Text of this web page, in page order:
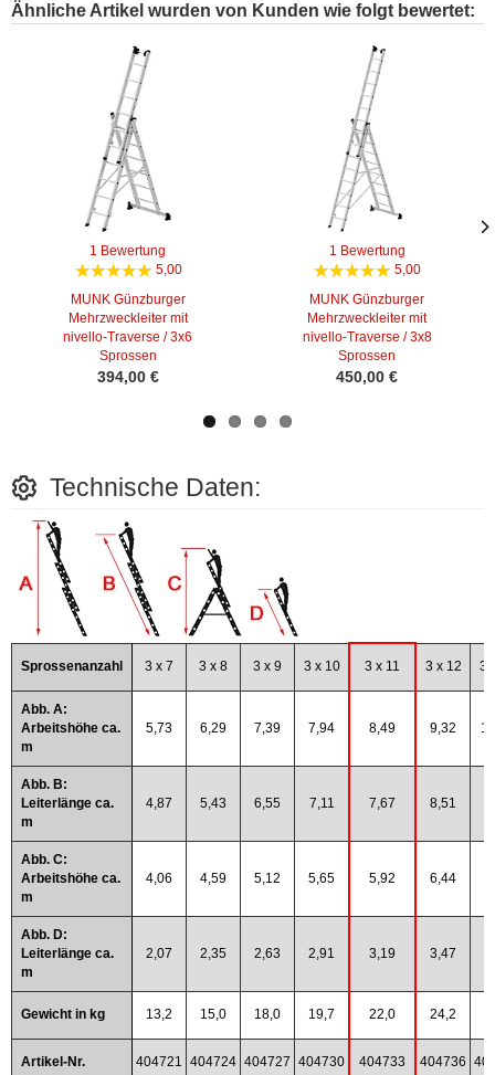
Ähnliche Artikel wurden von Kunden wie folgt bewertet:
1 Bewertung
5,00
MUNK Günzburger
Mehrzweckleiter mit
nivello-Traverse / 3x6
Sprossen
394,00 €
1 Bewertung
5,00
MUNK Günzburger
Mehrzweckleiter mit
nivello-Traverse / 3x8
Sprossen
450,00 €
Technische Daten:
Sprossenanzahl 3 x 7 3 x 8 3 x 9 3 x 10 3 x 11 3 x 12 3
Abb. A:
Arbeitshöhe ca.
m
5,73 6,29 7,39 7,94 8,49 9,32
Abb. B:
Leiterlänge ca.
m
4,87 5,43 6,55 7,11 7,67 8,51
Abb. C:
Arbeitshöhe ca.
m
4,06 4,59 5,12 5,65 5,92 6,44
Abb. D:
Leiterlänge ca.
m
2,07 2,35 2,63 2,91 3,19 3,47
Gewicht in kg 13,2 15,0 18,0 19,7 22,0 24,2
Artikel-Nr. 404721 404724 404727 404730 404733 404736